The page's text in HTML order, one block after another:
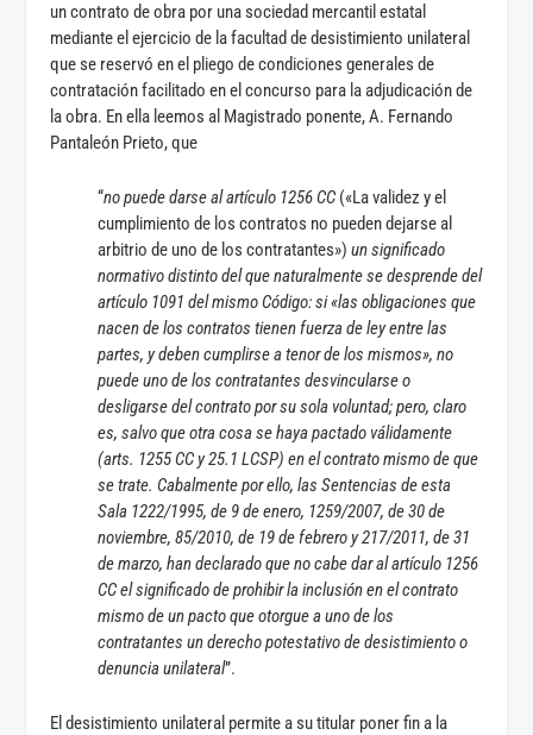
un contrato de obra por una sociedad mercantil estatal
mediante el ejercicio de la facultad de desistimiento unilateral
que se reservó en el pliego de condiciones generales de
contratación facilitado en el concurso para la adjudicación de
la obra. En ella leemos al Magistrado ponente, A. Fernando
Pantaleón Prieto, que
“no puede darse al artículo 1256 CC («La validez y el
cumplimiento de los contratos no pueden dejarse al
arbitrio de uno de los contratantes»)un significado
normativo distinto del que naturalmente se desprende del
artículo 1091 del mismo Código: si «las obligaciones que
nacen de los contratos tienen fuerza de ley entre las
partes, y deben cumplirse a tenor de los mismos», no
puede uno de los contratantes desvincularse o
desligarse del contrato por su sola voluntad; pero, claro
es, salvo que otra cosa se haya pactado válidamente
(arts. 1255 CC y 25.1 LCSP) en el contrato mismo de que
se trate. Cabalmente por ello, las Sentencias de esta
Sala 1222/1995, de 9 de enero, 1259/2007, de 30 de
noviembre, 85/2010, de 19 de febrero y 217/2011, de 31
de marzo, han declarado que no cabe dar al artículo 1256
CC el significado de prohibir la inclusión en el contrato
mismo de un pacto que otorgue a uno de los
contratantes un derecho potestativo de desistimiento o
denuncia unilateral”.
El desistimiento unilateral permite a su titular poner fin a la